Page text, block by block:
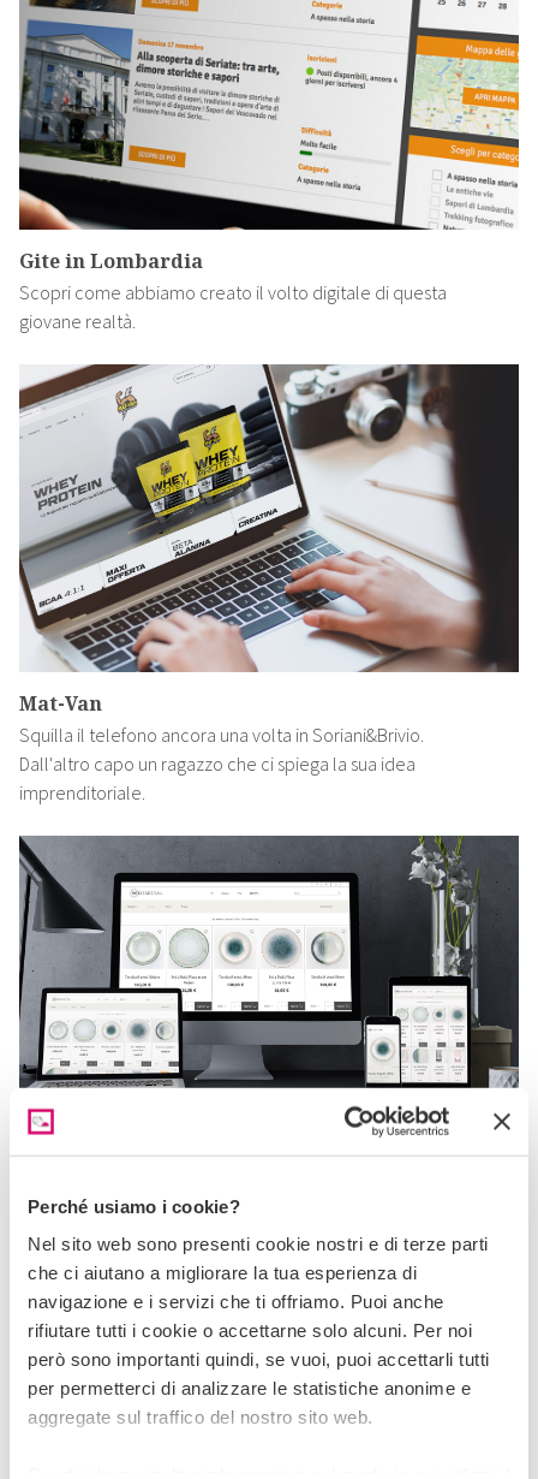
Perché usiamo i cookie?
Nel sito web sono presenti cookie nostri e di terze parti
che ci aiutano a migliorare la tua esperienza di
navigazione e i servizi che ti offriamo. Puoi anche
rifiutare tutti i cookie o accettarne solo alcuni. Per noi
però sono importanti quindi, se vuoi, puoi accettarli tutti
per permetterci di analizzare le statistiche anonime e
aggregate sul traffico del nostro sito web.
Gite in Lombardia
Scopri come abbiamo creato il volto digitale di questa
giovane realtà.
Mat-Van
Squilla il telefono ancora una volta in Soriani&Brivio.
Dall'altro capo un ragazzo che ci spiega la sua idea
imprenditoriale.
Il nome è tedesco, ma la realtà è italianissima. Alla ricerca
di tecnologie più adatte alla sua attività ci ha contattati per
ridisegnare la sua presenza sul web.